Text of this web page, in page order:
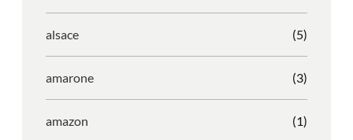
alsace (5)
amarone (3)
amazon (1)